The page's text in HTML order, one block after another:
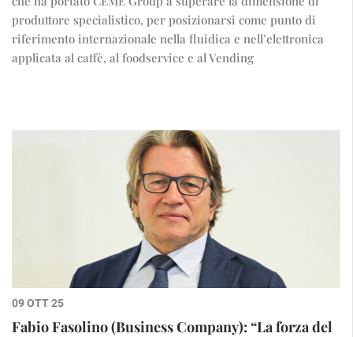
produttore specialistico, per posizionarsi come punto di
riferimento internazionale nella fluidica e nell’elettronica
applicata al caffè, al foodservice e al Vending
09 OTT 25
Fabio Fasolino (Business Company): “La forza del